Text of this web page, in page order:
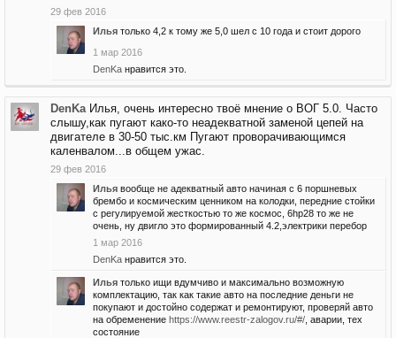
29 фев 2016
Илья только 4,2 к тому же 5,0 шел с 10 года и стоит дорого
1 мар 2016
DenKa нравится это.
DenKa Илья, очень интересно твоё мнение о ВОГ 5.0. Часто
слышу,как пугают како-то неадекватной заменой цепей на
двигателе в 30-50 тыс.км Пугают проворачивающимся
каленвалом...в общем ужас.
29 фев 2016
Илья вообще не адекватный авто начиная с 6 поршневых
брембо и космическим ценником на колодки, передние стойки
с регулируемой жесткостью то же космос, 6hp28 то же не
очень, ну двигло это формированный 4.2,электрики перебор
1 мар 2016
DenKa нравится это.
Илья только ищи вдумчиво и максимально возможную
комплектацию, так как такие авто на последние деньги не
покупают и достойно содержат и ремонтируют, проверяй авто
на обременение https://www.reestr-zalogov.ru/#/ , аварии, тех
состояние